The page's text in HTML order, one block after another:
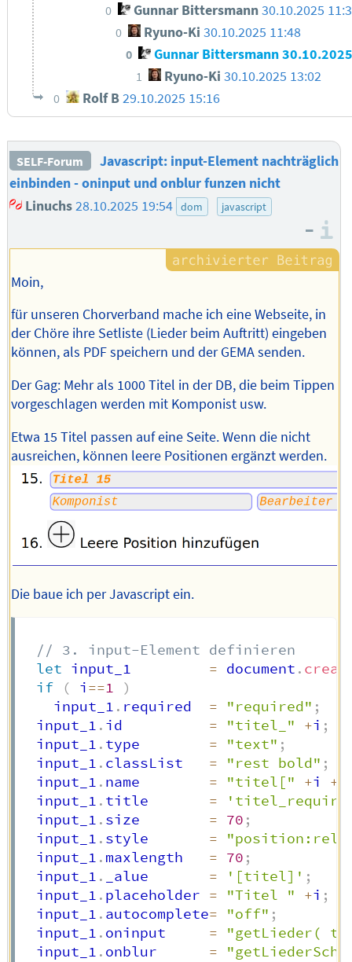
0 Gunnar Bittersmann 30.10.2025
0 Ryuno-Ki 30.10.2025 11:48
0 Gunnar Bittersmann
1 Ryuno-Ki 30.10.2025 13:02
0 Rolf B29.10.2025 15:16
SELF-Forum
Javascript: input-Element nachträglich
einbinden - oninput und onblur funzen nicht
Linuchs 28.10.2025 19:54 dom javascript
–
Moin,
für unseren Chorverband mache ich eine Webseite, in
der Chöre ihre Setliste (Lieder beim Auftritt) eingeben
können, als PDF speichern und der GEMA senden.
Der Gag: Mehr als 1000 Titel in der DB, die beim Tippen
vorgeschlagen werden mit Komponist usw.
Etwa 15 Titel passen auf eine Seite. Wenn die nicht
ausreichen, können leere Positionen ergänzt werden.
Die baue ich per Javascript ein.
// 3. input-Element definieren
let input_1 = document .
if
( i==1
)
    input_1
. required = "required" ;
  input_1
. id = "titel_" +i ;
  input_1
. type = "text" ;
  input_1
. classList = "rest bold" ;
  input_1
. name = "titel[" +i +
  input_1
. title =
  input_1
. size = 70 ;
  input_1
. style =
  input_1
. maxlength = 70 ;
  input_1
. _alue = '[titel]' ;
  input_1
. placeholder = "Titel " +i ;
  input_1
. autocomplete= "off" ;
  input_1
. oninput =
"getLieder(
  input_1
. onblur =